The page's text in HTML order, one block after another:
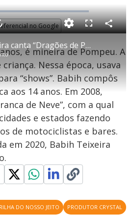
no Google
P
l
a
y
V
i
Babih Teixeira canta “Dragões de Plástico”
F
l
s
c
e
n
C
o
a
r
i
l
h
a
é mineira de Pompeu. A
Nessa época, usava
“shows”. Babih compôs
aos 14 anos. Em 2008,
de Neve”, com a qual
e estados fazendo
de motociclistas e bares.
em 2020, Babih Teixeira
DO NOSSO JEITO PRODUTOR CRYSTAL